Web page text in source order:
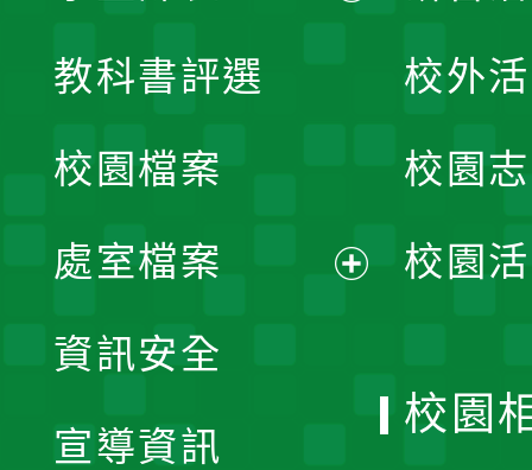
單
教科書評選
校園檔案
處室檔案
資訊安全
宣導資訊
校外
校園
校園
校園